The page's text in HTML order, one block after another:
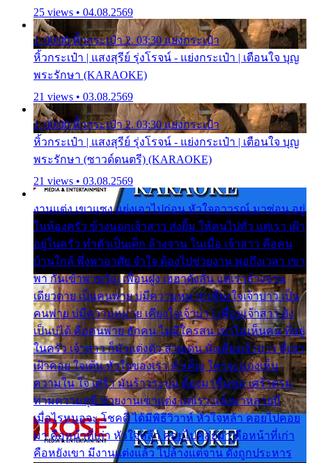
25 views • 04.08.2569
1. 00:00 หิ้วกระเป๋า 2. 03:30 แย่งกระเป๋า
หิ้วกระเป๋า | แสงสุรีย์ รุ่งโรจน์ - แย่งกระเป๋า | เตือนใจ บุญ
พระรักษา (KARAOKE)
21 views • 03.08.2569
1. 00:00 หิ้วกระเป๋า 2. 03:30 แย่งกระเป๋า
หิ้วกระเป๋า | แสงสุรีย์ รุ่งโรจน์ - แย่งกระเป๋า | เตือนใจ บุญ
พระรักษา (ซาวด์ดนตรี) (KARAOKE)
21 views • 03.08.2569
งานแต่ง เขาแซง แย่งเอาไปก่อน หัวใจอาวรณ์ มาซ่อน อยู่
ในห้องครัว ข้างนอกเจ้าสาว ส่งยิ้ม ให้คนไปทั่ว แต่เรา เฝ้า
อยู่ในครัว ทำตัวเป็นเด็ก ล้างจาน ในเมื่อ เจ้าสาว คือคน
บ้านใกล้ พึ่งพาอาศัย จำใจ ต้องไปช่วยงาน พอถึงเวลา เขา
พา กันเข้าพาขวัญ เพื่อนฝูง เฮฮาดังลั่น แต่เราล้างจาน
เดียวดาย เป็นคนพ่าย บ่มีความหมาย เคียงใจเจ้าบ่าว เป็น
คนพ่าย บ่มีความหมาย เคียงใจเจ้าบ่าว เพื่อนเจ้าสาว ยัง
เป็นบ่ได้ คือคนพ่าย ฮักคน ไม่มีใครสน เขาไม่เห็นคน ที่อยู่
ในครัว เจ้าสาว ก็มัวแต่งตัว สวยเด่น นั่งเคียงเจ้าบ่าว ที่เขา
เฝ้าคอย ใจเต้น หัวใจของเรา ลำเค็ญ ใครจะมองเห็น
ความใน ใจ เศร้า มันร้าวระบม ต้องมาขื่นขม เศร้าตรม
ท่ามความสุขี ช่วยงานเขาแต่ง แต่เรา แล้งมาหลายปี
เมื่อไรหนอจะ โชคดี ได้มีพิธีวิวาห์ หัวใจหล้า คอยไปคอย
มา คือหน้าที่เก่า หัวใจหล้า คอยไปคอยมา คือหน้าที่เก่า
คือหยังเขา มีงานแต่งแล้ว ไปล้างแต่จาน ดั่งถูกประหาร